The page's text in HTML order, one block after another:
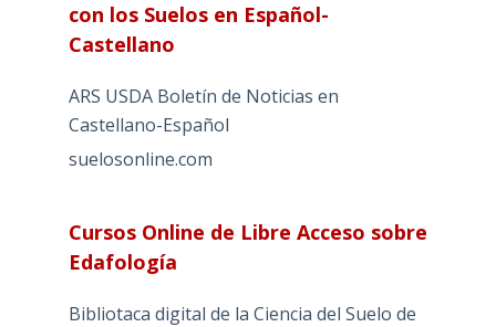
con los Suelos en Español-
Castellano
ARS USDA Boletín de Noticias en
Castellano-Español
suelosonline.com
Cursos Online de Libre Acceso sobre
Edafología
Bibliotaca digital de la Ciencia del Suelo de